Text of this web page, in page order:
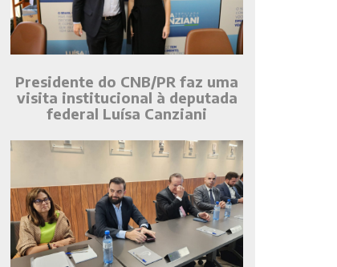
Presidente do CNB/PR faz uma
visita institucional à deputada
federal Luísa Canziani